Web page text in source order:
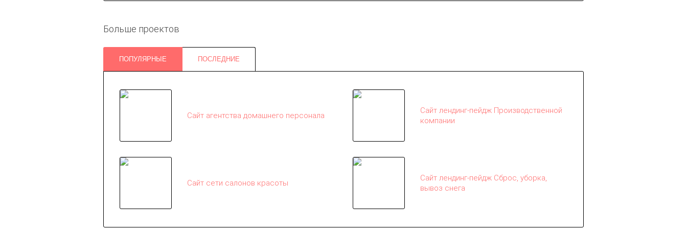
Больше проектов
ПОПУЛЯРНЫЕ ПОСЛЕДНИЕ
Сайт агентства домашнего персонала
Сайт лендинг-пейдж Производственной
компании
Сайт сети салонов красоты
Сайт лендинг-пейдж Сброс, уборка,
вывоз снега